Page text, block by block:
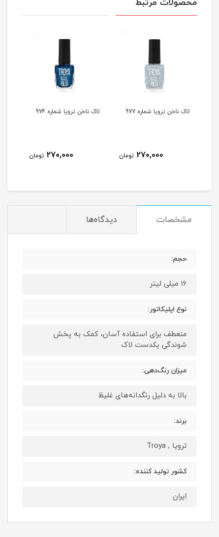
محصولات مرتبط
لاک ناخن ترویا شماره 977
270,000 تومان
لاک ناخن ترویا شماره 974
270,000 تومان
مشخصات دیدگاه‌ها
حجم:
16 میلی لیتر
نوع اپلیکاتور:
منعطف برای استفاده آسان، کمک به پخش
شوندگی یکدست لاک
میزان رنگ‌دهی:
بالا به دلیل رنگدانه‌های غلیظ
برند:
ترویا , Troya
کشور تولید کننده:
ایران